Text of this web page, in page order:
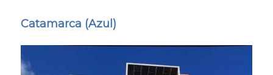
Catamarca (Azul)